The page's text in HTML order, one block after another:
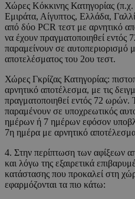
Χώρες Κόκκινης Κατηγορίας
Εμιράτα, Αίγυπτος, Ελλάδα,
από δύο PCR τεστ με αρνητικό
να έχουν πραγματοποιηθεί
παραμείνουν σε αυτοπεριορισμό
αποτελέσματος του 2ου τεστ.
Χώρες Γκρίζας Κατηγορίας:
αρνητικό αποτέλεσμα, με τις
πραγματοποιηθεί εντός 72 ωρών.
παραμένουν σε υποχρεωτικός
ημέρων ή 7 ημέρων εφόσον
7η ημέρα με αρνητικό
4. Στην περίπτωση των αφίξεων
και λόγω της εξαιρετικά
κατάστασης που προκαλεί στη
εφαρμόζονται τα πιο κάτω: